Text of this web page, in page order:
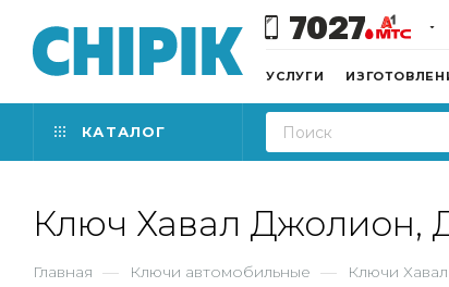
7027
УСЛУГИ
КАТАЛОГ
Ключ Хавал Джолион,
Главная — Ключи автомобильные — Ключи Хавал